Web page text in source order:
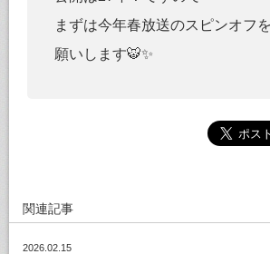
まずは今年春放送のスピンオフ
願いします🐯✨
関連記事
2026.02.15